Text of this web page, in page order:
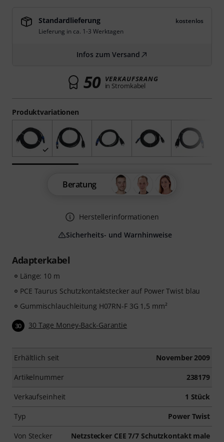
Adapterkabel
Länge: 10 m
PCE Taurus Schutzkontaktstecker auf Power Twist blau
Gummischlauchleitung H07RN-F 3G 1,5 mm²
30 30 Tage Money-Back-Garantie
Erhältlich seit November 2009
Artikelnummer 238179
Verkaufseinheit 1 Stück
Typ Power Twist
Von Stecker Netzstecker CEE 7/7 Schutzkontakt male
Produktvariationen
Standardlieferung
kostenlos
Lieferung in ca. 1-3 Werktagen
Infos zum Versand
50 VERKAUFSRANG
in Stromkabel
Beratung
Herstellerinformationen
Sicherheits- und Warnhinweise